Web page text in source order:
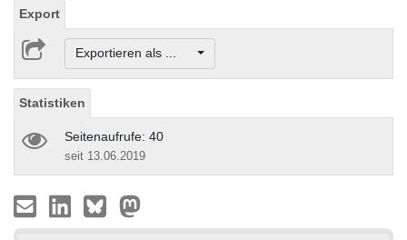
Export
Exportieren als ...
Statistiken
Seitenaufrufe: 40
seit 13.06.2019